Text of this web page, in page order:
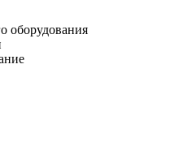
оборудования